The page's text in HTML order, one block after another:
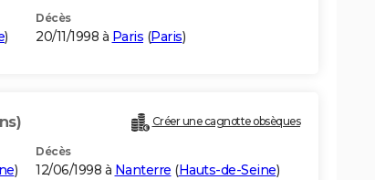
)
Décès
20/11/1998 à Paris (Paris)
Créer une cagnotte obsèques
)
Décès
12/06/1998 à Nanterre (Hauts-de-Seine)